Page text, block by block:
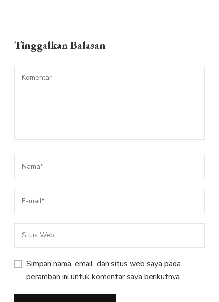
Tinggalkan Balasan
Simpan nama, email, dan situs web saya pada
peramban ini untuk komentar saya berikutnya.